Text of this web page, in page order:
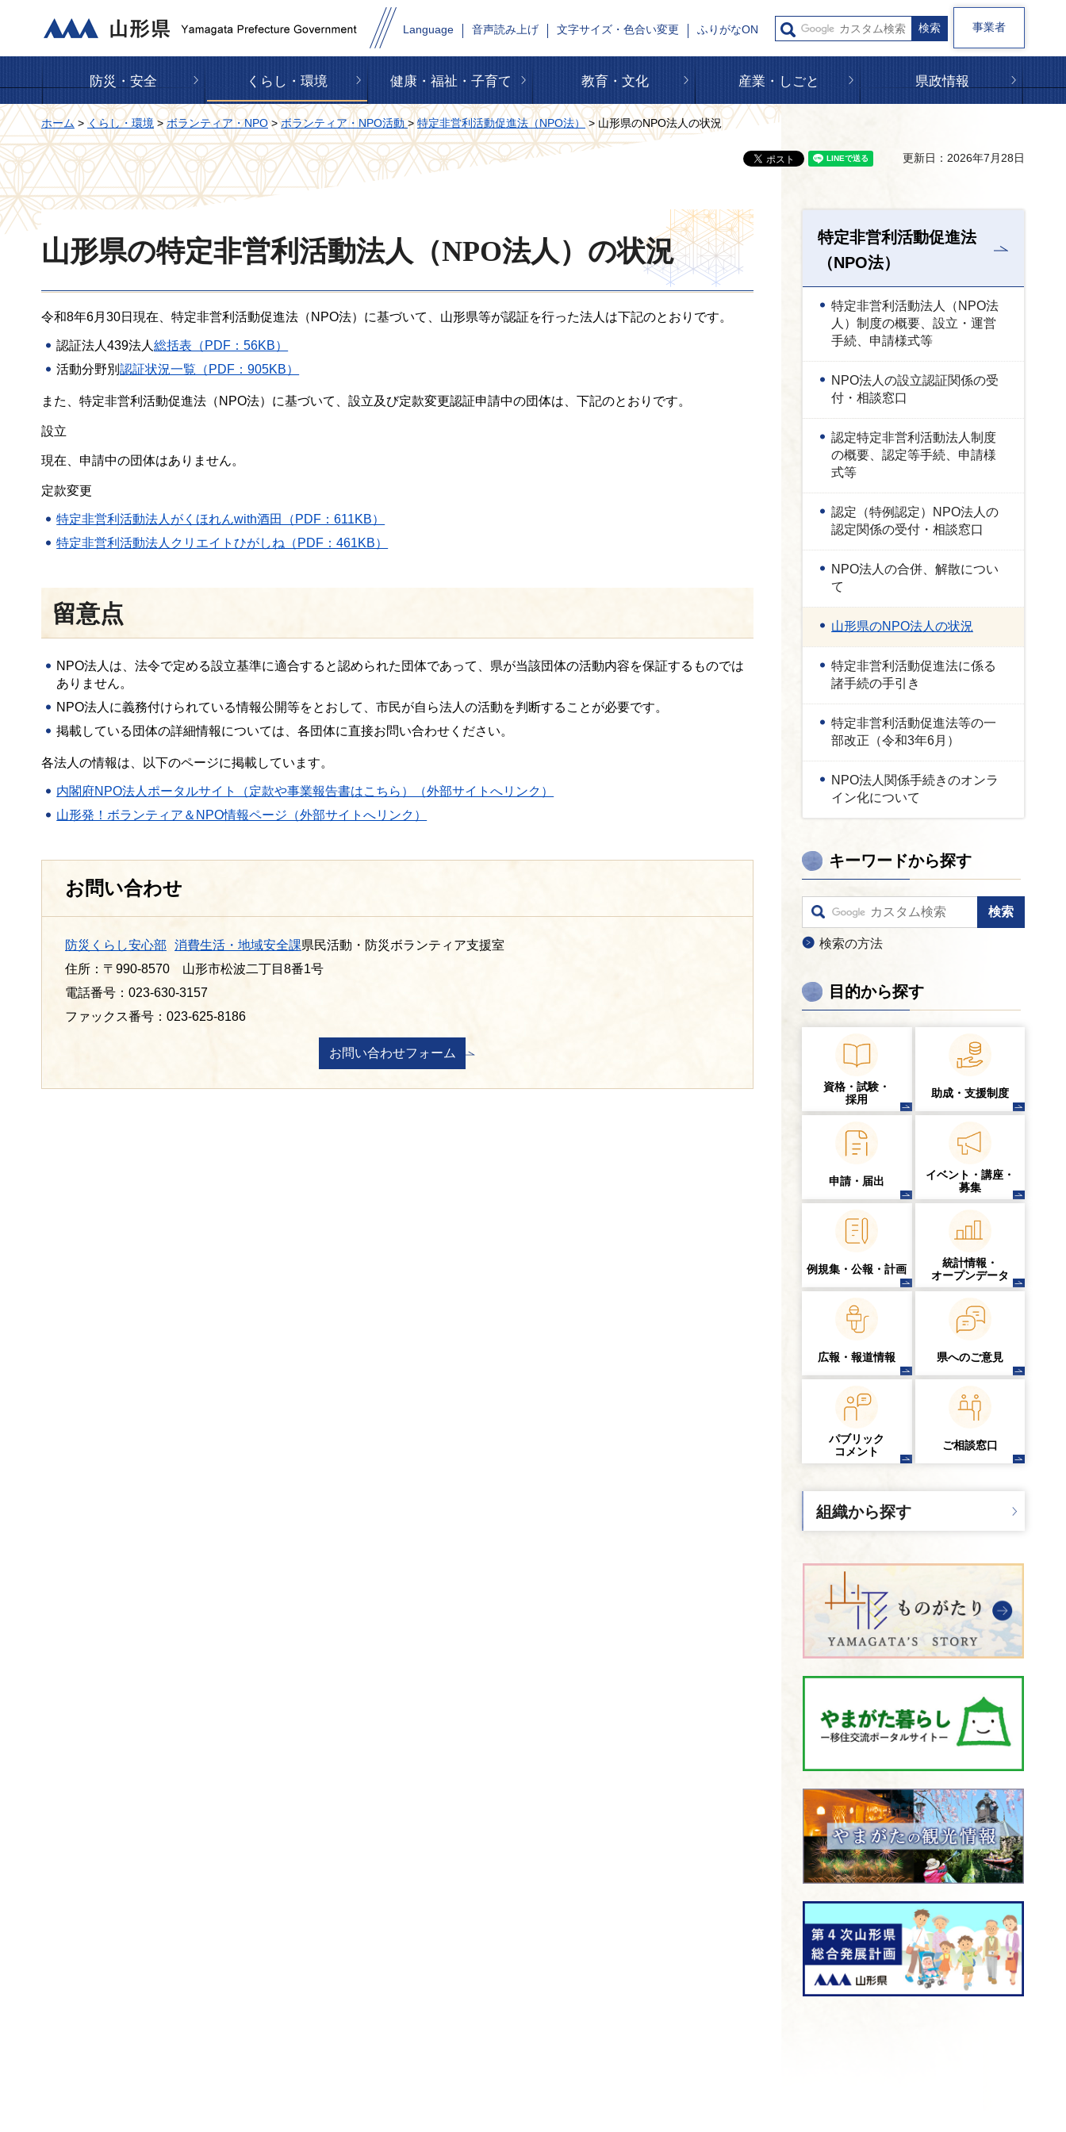
山形県 Language 音声読み上げ 文字サイズ・色合い変更 ふりがなON 事業者
防災・安全 くらし・環境 健康・福祉・子育て 教育・文化 産業・しごと 県政情報
ホーム>くらし・環境 >ボランティア・NPO>ボランティア・NPO活動> 特定非営利活動促進法（NPO法）> 山形県のNPO法人の状況
更新日：2026年7月28日
山形県の特定非営利活動法人（NPO法人）の状況
令和8年6月30日現在、特定非営利活動促進法（NPO法）に基づいて、山形県等が認証を行った法人は下記のとおりです。
認証法人439法人総括表（PDF：56KB）
活動分野別認証状況一覧（PDF：905KB）
また、特定非営利活動促進法（NPO法）に基づいて、設立及び定款変更認証申請中の団体は、下記のとおりです。
設立
現在、申請中の団体はありません。
定款変更
特定非営利活動法人がくほれんwith酒田（PDF：611KB）
特定非営利活動法人クリエイトひがしね（PDF：461KB）
留意点
NPO法人は、法令で定める設立基準に適合すると認められた団体であって、県が当該団体の活動内容を保証するものでは
ありません。
NPO法人に義務付けられている情報公開等をとおして、市民が自ら法人の活動を判断することが必要です。
掲載している団体の詳細情報については、各団体に直接お問い合わせください。
各法人の情報は、以下のページに掲載しています。
内閣府NPO法人ポータルサイト（定款や事業報告書はこちら）（外部サイトへリンク）
山形発！ボランティア＆NPO情報ページ（外部サイトへリンク）
お問い合わせ
防災くらし安心部 消費生活・地域安全課県民活動・防災ボランティア支援室
住所：〒990-8570 山形市松波二丁目8番1号
電話番号：023-630-3157
ファックス番号：023-625-8186
特定非営利活動促進法
（NPO法）
特定非営利活動法人（NPO法
人）制度の概要、設立・運営
手続、申請様式等
NPO法人の設立認証関係の受
付・相談窓口
認定特定非営利活動法人制度
の概要、認定等手続、申請様
式等
認定（特例認定）NPO法人の
認定関係の受付・相談窓口
NPO法人の合併、解散につい
て
山形県のNPO法人の状況
特定非営利活動促進法に係る
諸手続の手引き
特定非営利活動促進法等の一
部改正（令和3年6月）
NPO法人関係手続きのオンラ
イン化について
キーワードから探す
検索の方法
目的から探す
資格・試験・
採用
助成・支援制度
申請・届出
イベント・講座・
募集
例規集・公報・計画
統計情報・
オープンデータ
広報・報道情報 県へのご意見
パブリック
コメント
ご相談窓口
組織から探す